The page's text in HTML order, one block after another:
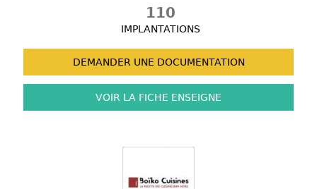
110
IMPLANTATIONS
DEMANDER UNE DOCUMENTATION
VOIR LA FICHE ENSEIGNE